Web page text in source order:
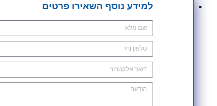
למידע נוסף השאירו פרטים